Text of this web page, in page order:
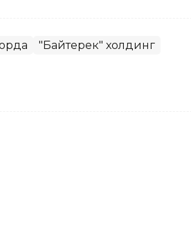
"Байтерек" холдинг